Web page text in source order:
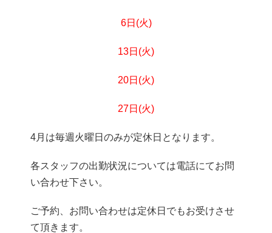
6日(火)
13日 (火)
20日(火)
27日(火)
4月は毎週火曜日のみが定休日となります。
各スタッフの出勤状況については電話にてお問
い合わせ下さい。
ご予約、お問い合わせは定休日でもお受けさせ
て頂きます。